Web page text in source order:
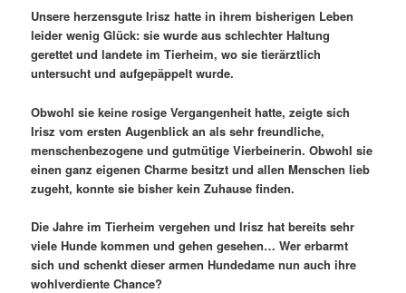
Unsere herzensgute Irisz hatte in ihrem bisherigen Leben
leider wenig Glück: sie wurde aus schlechter Haltung
gerettet und landete im Tierheim, wo sie tierärztlich
untersucht und aufgepäppelt wurde.
Obwohl sie keine rosige Vergangenheit hatte, zeigte sich
Irisz vom ersten Augenblick an als sehr freundliche,
menschenbezogene und gutmütige Vierbeinerin. Obwohl sie
einen ganz eigenen Charme besitzt und allen Menschen lieb
zugeht, konnte sie bisher kein Zuhause finden.
Die Jahre im Tierheim vergehen und Irisz hat bereits sehr
viele Hunde kommen und gehen gesehen… Wer erbarmt
sich und schenkt dieser armen Hundedame nun auch ihre
wohlverdiente Chance?